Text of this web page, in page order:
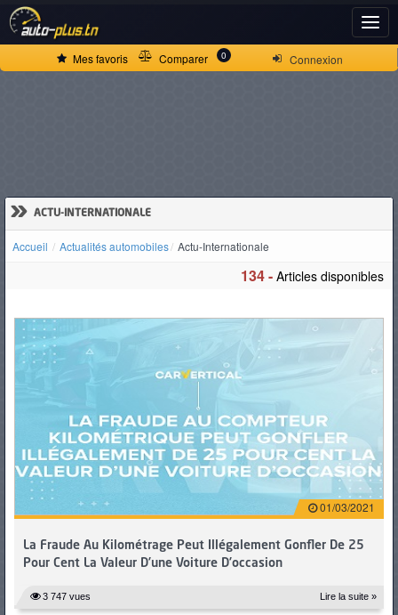
Connexion
Mes favoris Comparer 0
» ACTU-INTERNATIONALE
Accueil Actualités automobiles Actu-Internationale
134 - Articles disponibles
01/03/2021
La Fraude Au Kilométrage Peut Illégalement Gonfler De 25
Pour Cent La Valeur D’une Voiture D’occasion
3 747 vues Lire la suite »
ACCUEIL
CAMIONS